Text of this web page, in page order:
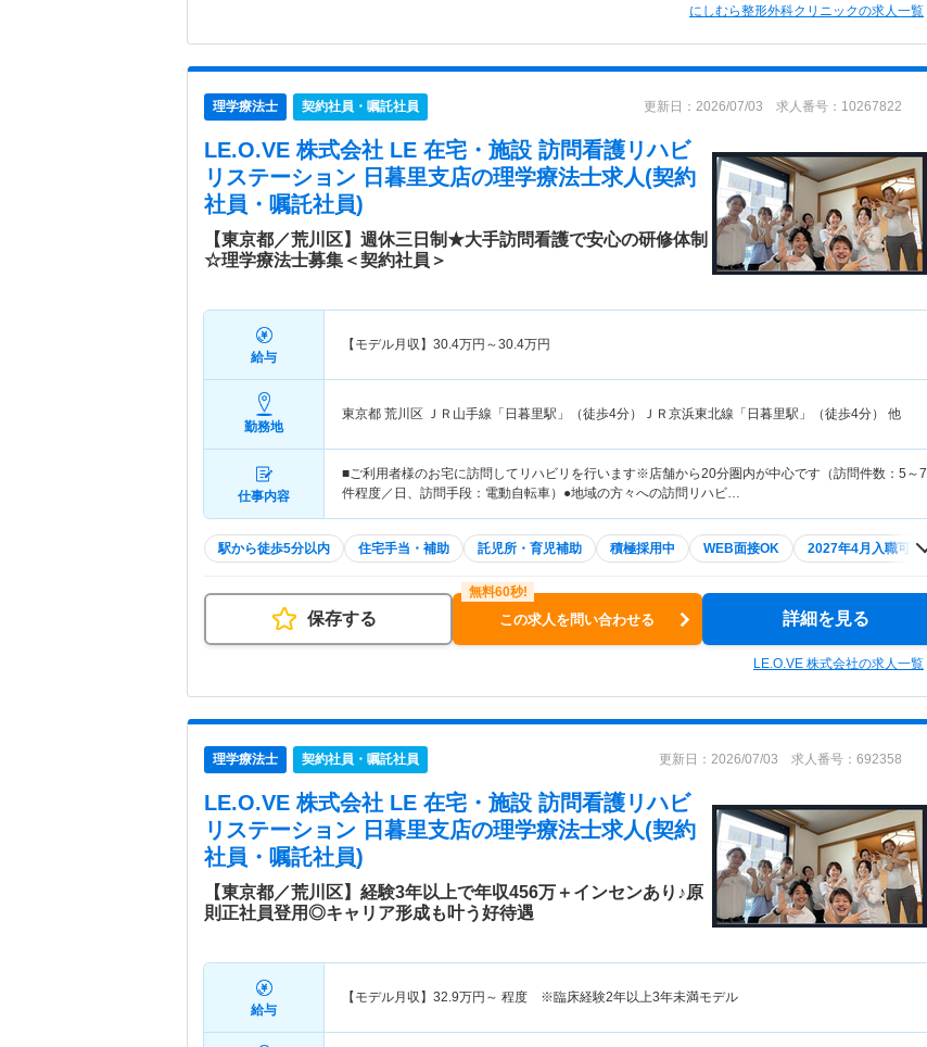
にしむら整形外科クリニックの求人一覧
理学療法士 契約社員・嘱託社員 更新日：2026/07/03 求人番号：10267822
LE.O.VE 株式会社 LE 在宅・施設 訪問看護リハビ
リステーション 日暮里支店の理学療法士求人(契約
社員・嘱託社員)
【東京都／荒川区】週休三日制★大手訪問看護で安心の研修体制
☆理学療法士募集＜契約社員＞
給与
【モデル月収】 30.4万円～30.4万円
勤務地
東京都 荒川区 ＪＲ山手線「日暮里駅」（徒歩4分）ＪＲ京浜東北線「日暮里駅」（徒歩4分） 他
仕事内容
■ご利用者様のお宅に訪問してリハビリを行います※店舗から20分圏内が中心です（訪問件数：5～7
件程度／日、訪問手段：電動自転車）●地域の方々への訪問リハビ…
駅から徒歩5分以内 住宅手当・補助 託児所・育児補助 積極採用中 WEB面接OK 2027年4月入職可
保存する この求人を問い合わせる 詳細を見る
LE.O.VE 株式会社の求人一覧
理学療法士 契約社員・嘱託社員 更新日：2026/07/03 求人番号：692358
LE.O.VE 株式会社 LE 在宅・施設 訪問看護リハビ
リステーション 日暮里支店の理学療法士求人(契約
社員・嘱託社員)
【東京都／荒川区】経験3年以上で年収456万＋インセンあり♪原
則正社員登用◎キャリア形成も叶う好待遇
給与
【モデル月収】 32.9万円～ 程度 ※臨床経験2年以上3年未満モデル